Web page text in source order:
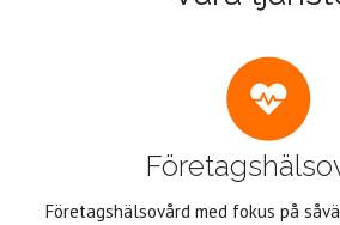
Företagshälsovård med fokus på